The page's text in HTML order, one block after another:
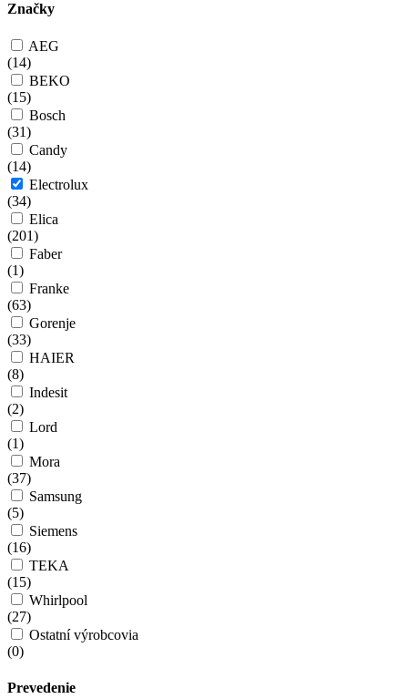
Značky
AEG
(14)
BEKO
(15)
Bosch
(31)
Candy
(14)
Electrolux
(34)
Elica
(201)
Faber
(1)
Franke
(63)
Gorenje
(33)
HAIER
(8)
Indesit
(2)
Lord
(1)
Mora
(37)
Samsung
(5)
Siemens
(16)
TEKA
(15)
Whirlpool
(27)
Ostatní výrobcovia
(0)
Prevedenie